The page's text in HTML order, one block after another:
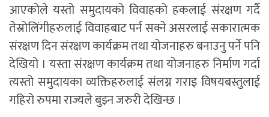
आएकोले यस्तो समुदायको विवाहको हकलाई संरक्षण गर्दै
तेस्रोलिंगीहरुलाई विवाहबाट पर्न सक्ने असरलाई सकारात्मक
संरक्षण दिन संरक्षण कार्यक्रम तथा योजनाहरु बनाउनु पर्ने पनि
देखियो । यस्ता संरक्षण कार्यक्रम तथा योजनाहरु निर्माण गर्दा
त्यस्तो समुदायका व्यक्तिहरुलाई संलग्न गराइ विषयबस्तुलाई
गहिरो रुपमा राज्यले बुझ्न जरुरी देखिन्छ ।